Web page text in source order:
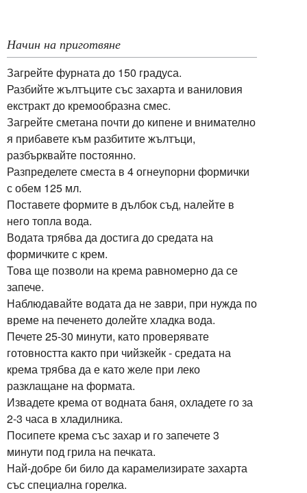
Начин на приготвяне
Загрейте фурната до 150 градуса.
Разбийте жълтъците със захарта и ваниловия
екстракт до кремообразна смес.
Загрейте сметана почти до кипене и внимателно
я прибавете към разбитите жълтъци,
разбърквайте постоянно.
Разпределете сместа в 4 огнеупорни формички
с обем 125 мл.
Поставете формите в дълбок съд, налейте в
него топла вода.
Водата трябва да достига до средата на
формичките с крем.
Това ще позволи на крема равномерно да се
запече.
Наблюдавайте водата да не заври, при нужда по
време на печенето долейте хладка вода.
Печете 25-30 минути, като проверявате
готовността както при чийзкейк - средата на
крема трябва да е като желе при леко
разклащане на формата.
Извадете крема от водната баня, охладете го за
2-3 часа в хладилника.
Посипете крема със захар и го запечете 3
минути под грила на печката.
Най-добре би било да карамелизирате захарта
със специална горелка.